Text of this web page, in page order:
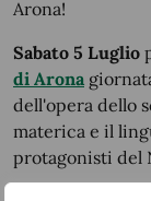
Arona!
Sabato 5 Luglio
di Arona
dell'opera dello
materica e il
protagonisti del